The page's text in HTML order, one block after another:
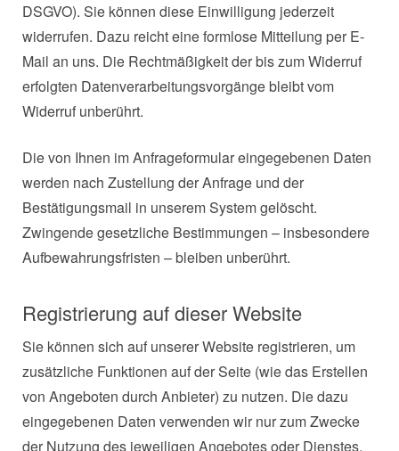
DSGVO). Sie können diese Einwilligung jederzeit
widerrufen. Dazu reicht eine formlose Mitteilung per E-
Mail an uns. Die Rechtmäßigkeit der bis zum Widerruf
erfolgten Datenverarbeitungsvorgänge bleibt vom
Widerruf unberührt.
Die von Ihnen im Anfrageformular eingegebenen Daten
werden nach Zustellung der Anfrage und der
Bestätigungsmail in unserem System gelöscht.
Zwingende gesetzliche Bestimmungen – insbesondere
Aufbewahrungsfristen – bleiben unberührt.
Registrierung auf dieser Website
Sie können sich auf unserer Website registrieren, um
zusätzliche Funktionen auf der Seite (wie das Erstellen
von Angeboten durch Anbieter) zu nutzen. Die dazu
eingegebenen Daten verwenden wir nur zum Zwecke
der Nutzung des jeweiligen Angebotes oder Dienstes,